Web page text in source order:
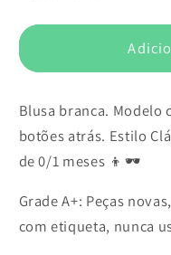
Blusa branca. Modelo
botões atrás. Estilo
de 0/1 meses 👦🕶️
Grade A+: Peças
com etiqueta, nunca